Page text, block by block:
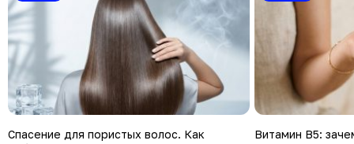
Спасение для пористых волос. Как
Витамин В5: